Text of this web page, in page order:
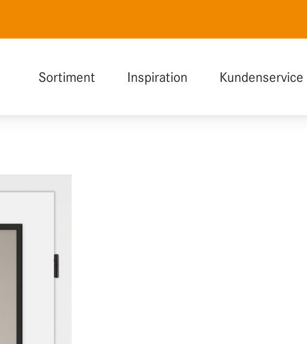
Sortiment
Erweiterungen
Inspiration
Kundenservice